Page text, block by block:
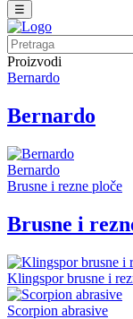
☰
Proizvodi
Bernardo
Bernardo
Bernardo
Brusne i rezne ploče
Brusne i
Klingspor brusne i
Scorpion abrasive